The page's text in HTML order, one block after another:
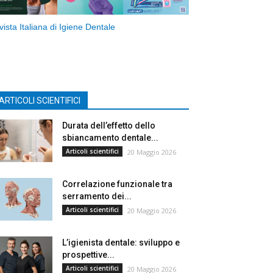
Italiana di Igiene Dentale
SCIENTIFICI
Durata dell’effetto dello
sbiancamento dentale...
Articoli scientifici 20 Maggio 2026
Correlazione funzionale tra
serramento dei...
Articoli scientifici 20 Maggio 2026
L’igienista dentale: sviluppo e
prospettive...
Articoli scientifici 20 Maggio 2026